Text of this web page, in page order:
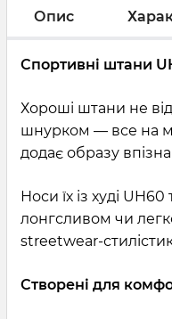
Опис
Спортивні штани
Хороші штани не
шнурком — все на
додає образу
Носи їх із худі
лонгсливом чи
streetwear-
Створені для